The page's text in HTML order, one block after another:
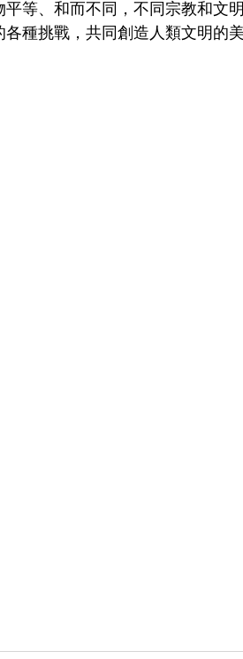
等、和而不同，不同宗教和文
種挑戰，共同創造人類文明的美